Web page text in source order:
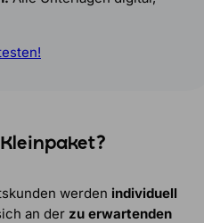
werden individuell
an der zu erwartenden